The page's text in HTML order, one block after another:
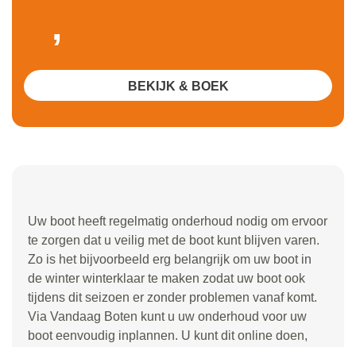
Uw boot heeft regelmatig onderhoud nodig om ervoor
te zorgen dat u veilig met de boot kunt blijven varen.
Zo is het bijvoorbeeld erg belangrijk om uw boot in
de winter winterklaar te maken zodat uw boot ook
tijdens dit seizoen er zonder problemen vanaf komt.
Via Vandaag Boten kunt u uw onderhoud voor uw
boot eenvoudig inplannen. U kunt dit online doen,
,
BEKIJK & BOEK